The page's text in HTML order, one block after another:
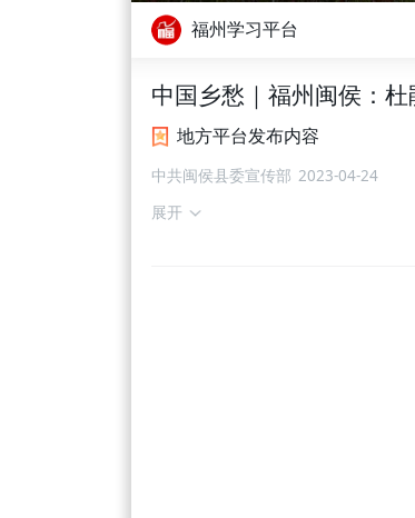
福州学习平台
中国乡愁｜福州闽侯：
地方平台发布内容
中共闽侯县委宣传部 2023-04-24
展开